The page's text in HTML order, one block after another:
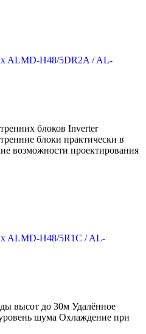
ALMD-H48/5DR2A / AL-
блоков Inverter
блоки практически в
возможности проектирования
ALMD-H48/5R1C / AL-
высот до 30м Удалённое
шума Охлаждение при